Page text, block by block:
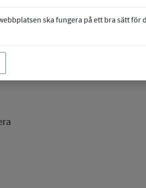
ska fungera på ett bra sätt för